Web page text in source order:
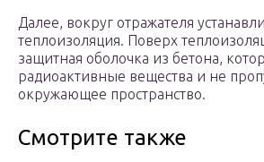
Далее, вокруг отражателя
теплоизоляция. Поверх
защитная оболочка из бетона,
радиоактивные вещества и не
окружающее пространство.
Смотрите также